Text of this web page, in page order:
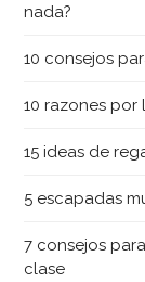
nada?
10 consejos
10 razones por
15 ideas de
5 escapadas
7 consejos
clase